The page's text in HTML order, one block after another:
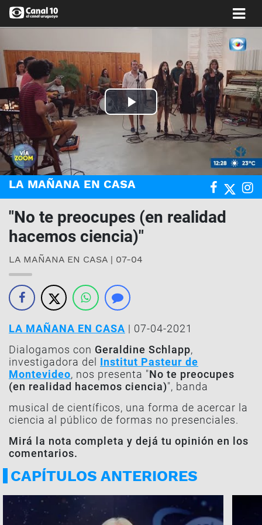
Play
Video
LA MAÑANA EN CASA
"No te preocupes (en realidad
hacemos ciencia)"
LA MAÑANA EN CASA | 07-04
LA MAÑANA EN CASA | 07-04-2021
Dialogamos con Geraldine Schlapp,
investigadora del Institut Pasteur de
Montevideo, nos presenta "No te preocupes
(en realidad hacemos ciencia)", banda
musical de científicos, una forma de acercar la
ciencia al público de formas no presenciales.
Mirá la nota completa y dejá tu opinión en los
comentarios.
CAPÍTULOS ANTERIORES